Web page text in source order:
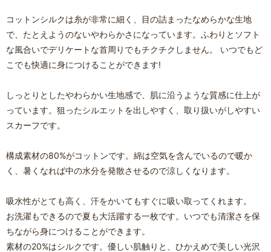
コットンシルクは糸が非常に細く、目の詰まったなめらかな生地
で、たとえようのないやわらかさになっています。ふわりとソフト
な風合いでデリケートな首周りでもチクチクしません。 いつでもど
こでも快適に身につけることができます!
しっとりとしたやわらかい生地感で、肌に沿うような質感に仕上が
っています。狙ったシルエットを出しやすく、取り扱いがしやすい
スカーフです。
構成素材の80%がコットンです。綿は空気を含んでいるので暖か
く、暑くなれば中の水分を発散させるので涼しくなります。
吸水性がとても高く、汗をかいてもすぐに吸い取ってくれます。
お洗濯もできるので夏も大活躍する一枚です。いつでも清潔さを保
ちながら身につけることができます。
素材の20%はシルクです。優しい肌触りと、ひかえめで美しい光沢